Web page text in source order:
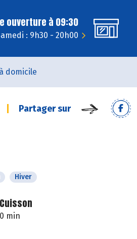
ouverture à 09:30
: 9h30 - 20h00
domicile
Partager sur
Hiver
Cuisson
0 min